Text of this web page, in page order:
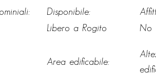
per accogliere un ufficio direzionale,
superiore, è un santuario di relax: tre
Ogni materiale scelto — dai
Disponibile:
Libero a Rogito
No
Area edificabile: